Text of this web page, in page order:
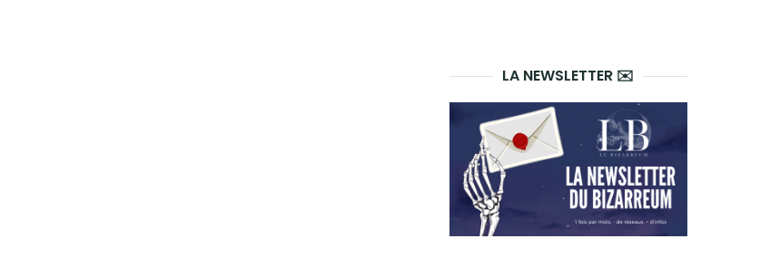
LA NEWSLETTER ✉️